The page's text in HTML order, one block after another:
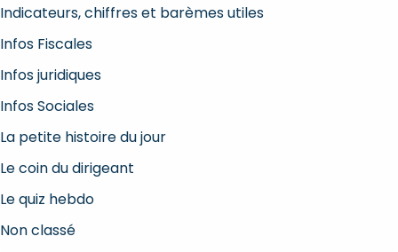
Indicateurs, chiffres et barèmes utiles
Infos Fiscales
Infos juridiques
Infos Sociales
La petite histoire du jour
Le coin du dirigeant
Le quiz hebdo
Non classé